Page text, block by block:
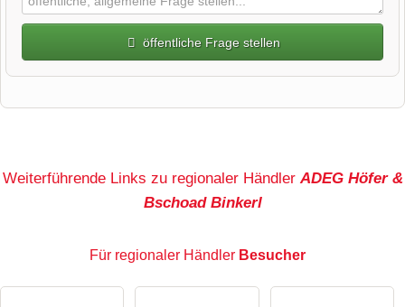
öffentliche Frage stellen
Weiterführende Links zu regionaler HändlerADEG Höfer &
Bschoad Binkerl
Für regionaler Händler Besucher